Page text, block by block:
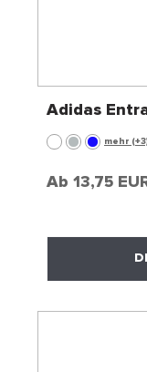
Adidas
mehr
Ab 13,75